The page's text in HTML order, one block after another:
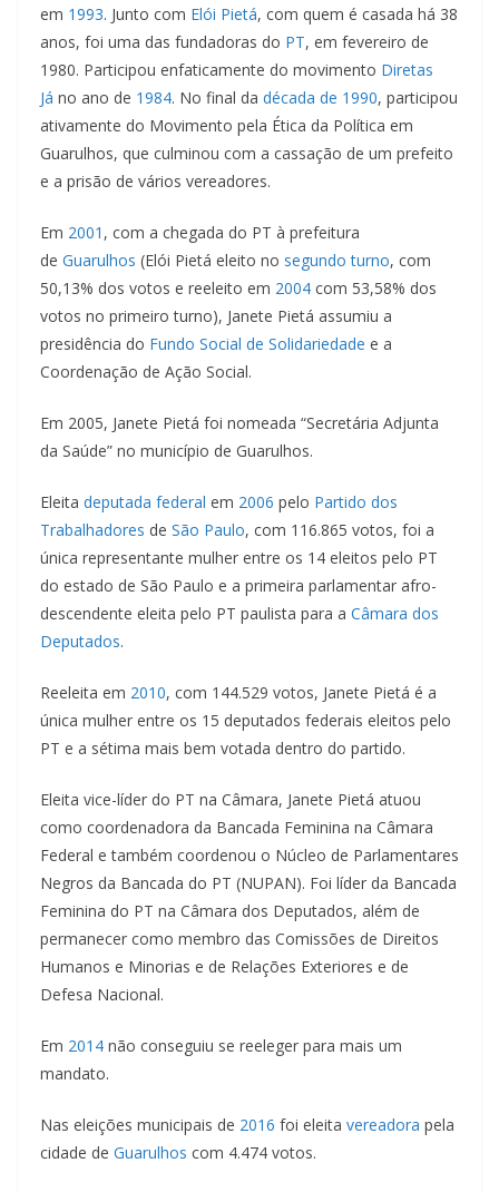
em 1993. Junto com Elói Pietá, com quem é casada há 38
anos, foi uma das fundadoras do PT, em fevereiro de
1980. Participou enfaticamente do movimento Diretas
Já no ano de 1984. No final da década de 1990, participou
ativamente do Movimento pela Ética da Política em
Guarulhos, que culminou com a cassação de um prefeito
e a prisão de vários vereadores.
Em 2001 , com a chegada do PT à prefeitura
de Guarulhos (Elói Pietá eleito no segundo turno, com
50,13% dos votos e reeleito em 2004 com 53,58% dos
votos no primeiro turno), Janete Pietá assumiu a
presidência do Fundo Social de Solidariedade e a
Coordenação de Ação Social.
Em 2005, Janete Pietá foi nomeada “Secretária Adjunta
da Saúde” no município de Guarulhos.
Eleita deputada federal em 2006 pelo Partido dos
Trabalhadores de São Paulo, com 116.865 votos, foi a
única representante mulher entre os 14 eleitos pelo PT
do estado de São Paulo e a primeira parlamentar afro-
descendente eleita pelo PT paulista para a Câmara dos
Deputados.
Reeleita em 2010, com 144.529 votos, Janete Pietá é a
única mulher entre os 15 deputados federais eleitos pelo
PT e a sétima mais bem votada dentro do partido.
Eleita vice-líder do PT na Câmara, Janete Pietá atuou
como coordenadora da Bancada Feminina na Câmara
Federal e também coordenou o Núcleo de Parlamentares
Negros da Bancada do PT (NUPAN). Foi líder da Bancada
Feminina do PT na Câmara dos Deputados, além de
permanecer como membro das Comissões de Direitos
Humanos e Minorias e de Relações Exteriores e de
Defesa Nacional.
Em 2014 não conseguiu se reeleger para mais um
mandato.
Nas eleições municipais de 2016 foi eleita vereadora pela
cidade de Guarulhos com 4.474 votos.